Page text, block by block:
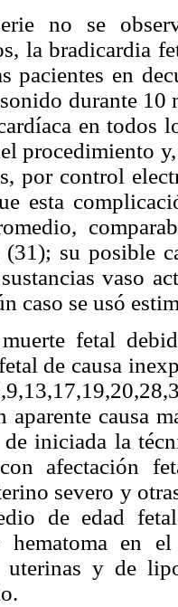
no se
la bradicardia
pacientes en
durante 10
en todos
procedimiento
por control
esta
su posible
vaso
caso se usó
fetal
de causa
aparente causa
iniciada la
afectación
severo y
de edad
hematoma en
uterinas y de